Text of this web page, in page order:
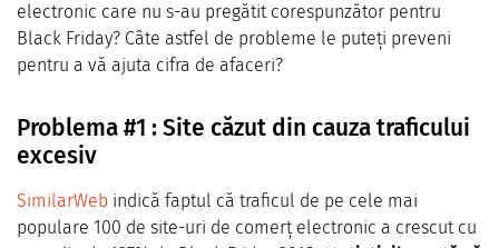
electronic care nu s-au pregătit corespunzător pentru
Black Friday? Câte astfel de probleme le puteți preveni
pentru a vă ajuta cifra de afaceri?
Problema #1 : Site căzut din cauza traficului
excesiv
SimilarWeb indică faptul că traficul de pe cele mai
populare 100 de site-uri de comerț electronic a crescut cu